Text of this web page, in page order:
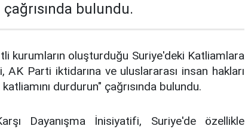
bulundu.
kurumların oluşturduğu Suriye'deki Katliamlara
AK Parti iktidarına ve uluslararası insan hakları
durdurun" çağrısında bulundu.
Dayanışma İnisiyatifi, Suriye'de özellikle